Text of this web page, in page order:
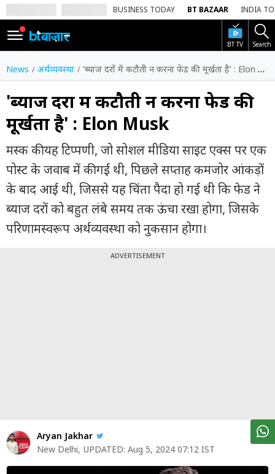
BUSINESS TODAY BT BAZAAR INDIA
BT TV Search
SIGN
IN
Dark
Mode
होम
शेयर
बाज़ार
वीडियो
ट्रेंडिंग
शेयर
बाज़ार
News अर्थव्यवस्था 'ब्याज दरों में कटौती न करना फेड की मूर्खता है' : Elon Musk
'ब्याज दरों में कटौती न करना फेड की
मूर्खता है' : Elon Musk
मस्क की यह टिप्पणी, जो सोशल मीडिया साइट एक्स पर एक
पोस्ट के जवाब में की गई थी, पिछले सप्ताह कमजोर आंकड़ों
के बाद आई थी, जिससे यह चिंता पैदा हो गई थी कि फेड ने
ब्याज दरों को बहुत लंबे समय तक ऊंचा रखा होगा, जिसके
परिणामस्वरूप अर्थव्यवस्था को नुकसान होगा।
ADVERTISEMENT
Aryan Jakhar
New Delhi, UPDATED: Aug 5, 2024 07:12 IST